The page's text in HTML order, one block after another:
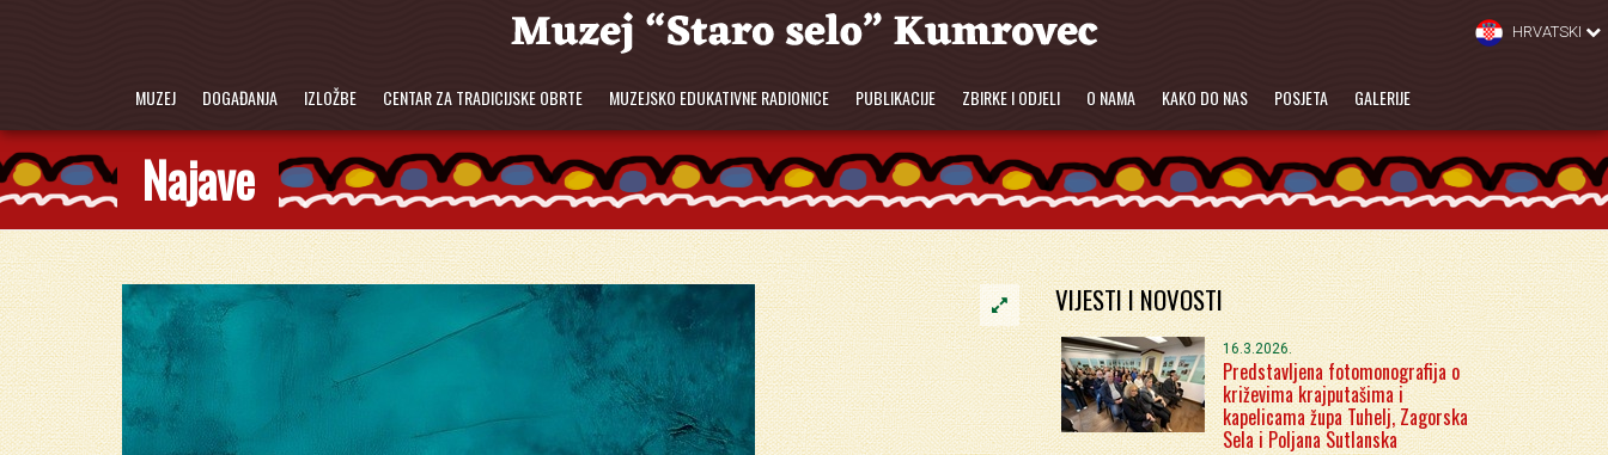
MUZEJ DOGAĐANJA IZLOŽBE CENTAR ZA TRADICIJSKE OBRTE MUZEJSKO EDUKATIVNE RADIONICE PUBLIKACIJE ZBIRKE I ODJELI O NAMA KAKO DO NAS POSJETA GALERIJE
HRVATSKI
Najave
VIJESTI I NOVOSTI
16.3.2026.
Predstavljena fotomonografija o
križevima krajputašima i
kapelicama župa Tuhelj, Zagorska
Sela i Poljana Sutlanska